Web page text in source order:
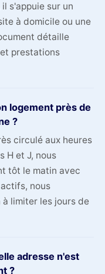
s'appuie sur un
à domicile ou une
détaille
prestations
logement près de
?
circulé aux heures
H et J, nous
tôt le matin avec
nous
limiter les jours de
adresse n'est
?